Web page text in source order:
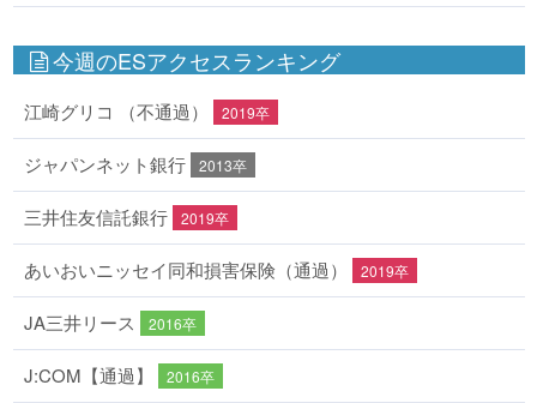
今週のESアクセスランキング
江崎グリコ （不通過） 2019卒
ジャパンネット銀行 2013卒
三井住友信託銀行 2019卒
あいおいニッセイ同和損害保険（通過） 2019卒
JA三井リース 2016卒
J:COM【通過】 2016卒